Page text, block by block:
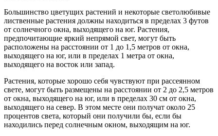
Большинство цветущих растений и некоторые светолюбивые
лиственные растения должны находиться в пределах 3 футов
от солнечного окна, выходящего на юг. Растения,
предпочитающие яркий непрямой свет, могут быть
расположены на расстоянии от 1 до 1,5 метров от окна,
выходящего на юг, или в пределах 1 метра от окна,
выходящего на восток или запад.
Растения, которые хорошо себя чувствуют при рассеянном
свете, могут быть размещены на расстоянии от 2 до 2,5 метров
от окна, выходящего на юг, или в пределах 30 см от окна,
выходящего на север. В этом месте они получат около 25
процентов света, который они получили бы, если бы
находились перед солнечным окном, выходящим на юг.